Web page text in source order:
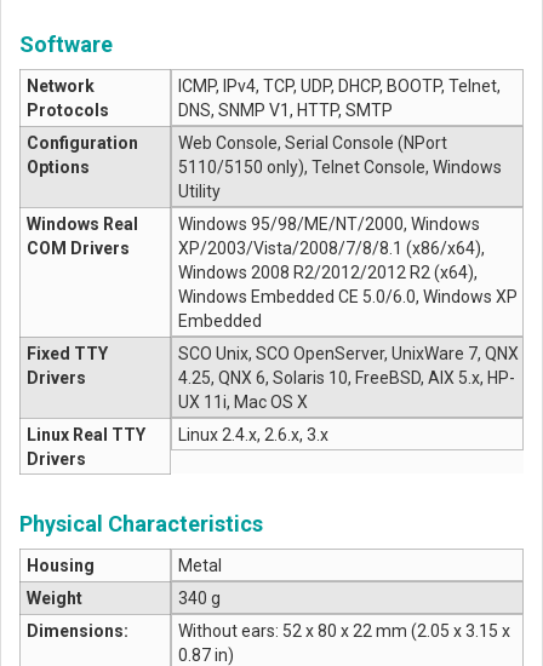
Software
Network
Protocols
ICMP, IPv4, TCP, UDP, DHCP, BOOTP, Telnet,
DNS, SNMP V1, HTTP, SMTP
Configuration
Options
Web Console, Serial Console (NPort
5110/5150 only), Telnet Console, Windows
Utility
Windows Real
COM Drivers
Windows 95/98/ME/NT/2000, Windows
XP/2003/Vista/2008/7/8/8.1 (x86/x64),
Windows 2008 R2/2012/2012 R2 (x64),
Windows Embedded CE 5.0/6.0, Windows XP
Embedded
Fixed TTY
Drivers
SCO Unix, SCO OpenServer, UnixWare 7, QNX
4.25, QNX 6, Solaris 10, FreeBSD, AIX 5.x, HP-
UX 11i, Mac OS X
Linux Real TTY
Drivers
Linux 2.4.x, 2.6.x, 3.x
Physical Characteristics
Housing
Metal
Weight
340 g
Dimensions:
Without ears: 52 x 80 x 22 mm (2.05 x 3.15 x
0.87 in)